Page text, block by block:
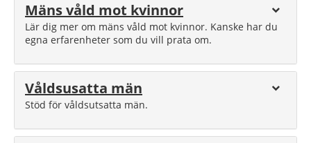
Mäns våld mot kvinnor
Lär dig mer om mäns våld mot kvinnor. Kanske har du
egna erfarenheter som du vill prata om.
Våldsusatta män
Stöd för våldsutsatta män.